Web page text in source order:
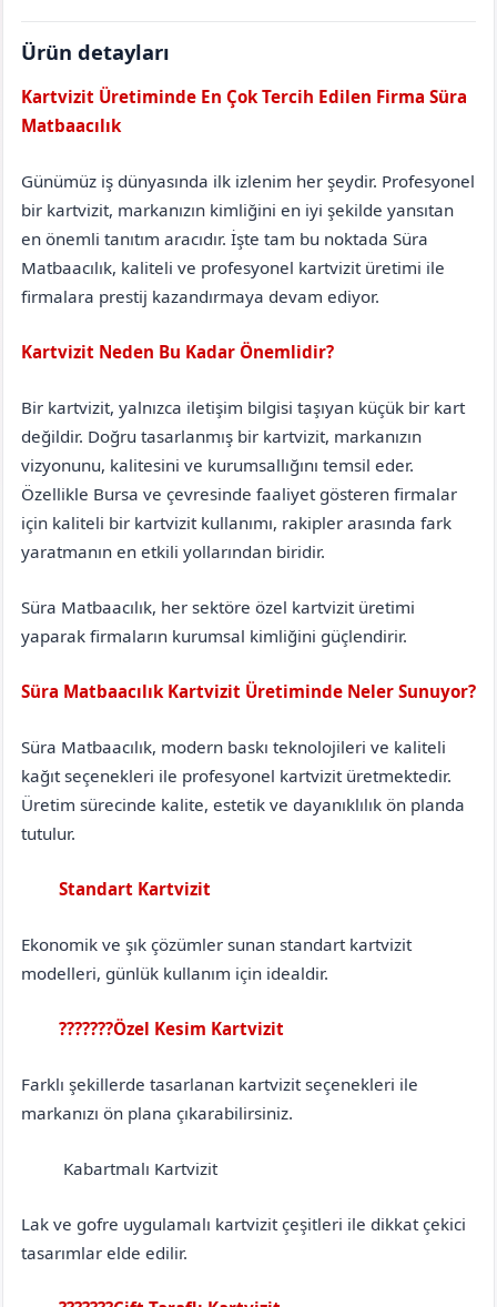
Ürün detayları
Kartvizit Üretiminde En Çok Tercih Edilen Firma Süra
Matbaacılık
Günümüz iş dünyasında ilk izlenim her şeydir. Profesyonel
bir kartvizit, markanızın kimliğini en iyi şekilde yansıtan
en önemli tanıtım aracıdır. İşte tam bu noktada Süra
Matbaacılık, kaliteli ve profesyonel kartvizit üretimi ile
firmalara prestij kazandırmaya devam ediyor.
Kartvizit Neden Bu Kadar Önemlidir?
Bir kartvizit, yalnızca iletişim bilgisi taşıyan küçük bir kart
değildir. Doğru tasarlanmış bir kartvizit, markanızın
vizyonunu, kalitesini ve kurumsallığını temsil eder.
Özellikle Bursa ve çevresinde faaliyet gösteren firmalar
için kaliteli bir kartvizit kullanımı, rakipler arasında fark
yaratmanın en etkili yollarından biridir.
Süra Matbaacılık, her sektöre özel kartvizit üretimi
yaparak firmaların kurumsal kimliğini güçlendirir.
Süra Matbaacılık Kartvizit Üretiminde Neler Sunuyor?
Süra Matbaacılık, modern baskı teknolojileri ve kaliteli
kağıt seçenekleri ile profesyonel kartvizit üretmektedir.
Üretim sürecinde kalite, estetik ve dayanıklılık ön planda
tutulur.
Standart Kartvizit
Ekonomik ve şık çözümler sunan standart kartvizit
modelleri, günlük kullanım için idealdir.
???????Özel Kesim Kartvizit
Farklı şekillerde tasarlanan kartvizit seçenekleri ile
markanızı ön plana çıkarabilirsiniz.
Kabartmalı Kartvizit
Lak ve gofre uygulamalı kartvizit çeşitleri ile dikkat çekici
tasarımlar elde edilir.